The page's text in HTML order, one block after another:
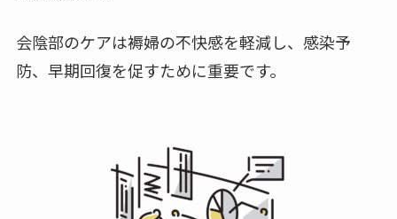
会陰部のケアは褥婦の不快感を軽減し、感染予
防、早期回復を促すために重要です。